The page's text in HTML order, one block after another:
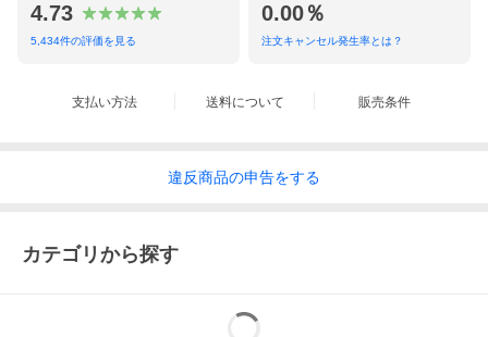
4.73
5,434件の評価を見る
0.00％
注文キャンセル発生率とは？
支払い方法 送料について 販売条件
違反商品の申告をする
カテゴリから探す